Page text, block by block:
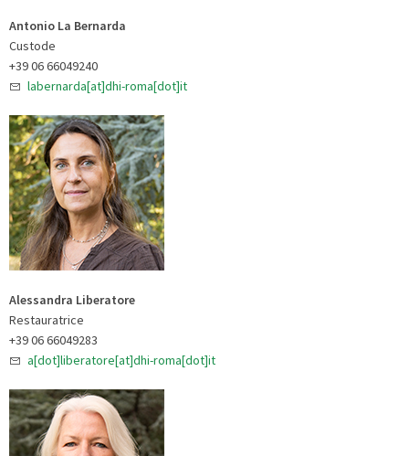
Antonio La Bernarda
Custode
+39 06 66049240
labernarda[at]dhi-roma[dot]it
Alessandra Liberatore
Restauratrice
+39 06 66049283
a[dot]liberatore[at]dhi-roma[dot]it